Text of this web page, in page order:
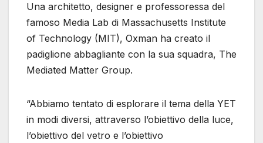
Una architetto, designer e professoressa del
famoso Media Lab di Massachusetts Institute
of Technology (MIT), Oxman ha creato il
padiglione abbagliante con la sua squadra, The
Mediated Matter Group.
“Abbiamo tentato di esplorare il tema della YET
in modi diversi, attraverso l’obiettivo della luce,
l’obiettivo del vetro e l’obiettivo